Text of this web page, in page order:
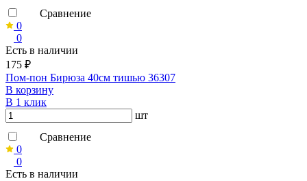
Сравнение
0
0
Есть в наличии
175 ₽
Пом-пон Бирюза 40см тишью 36307
В корзину
В 1 клик
шт
Сравнение
0
0
Есть в наличии